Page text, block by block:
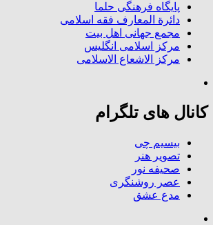
پایگاه فرهنگی حلما
دائرة المعارف فقه اسلامی
مجمع جهانی اهل بیت
مرکز اسلامی انگلیس
مرکز الاشعاع الاسلامی
کانال های تلگرام
بیسیم چی
تصویر هنر
صحیفه نور
عصر روشنگری
مدع عشق